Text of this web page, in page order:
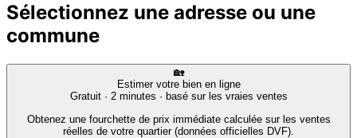
Sélectionnez une adresse ou une
commune
🏡
Estimer votre bien en ligne
Gratuit · 2 minutes · basé sur les vraies ventes
Obtenez une fourchette de prix immédiate calculée sur les ventes
réelles de votre quartier (données officielles DVF).